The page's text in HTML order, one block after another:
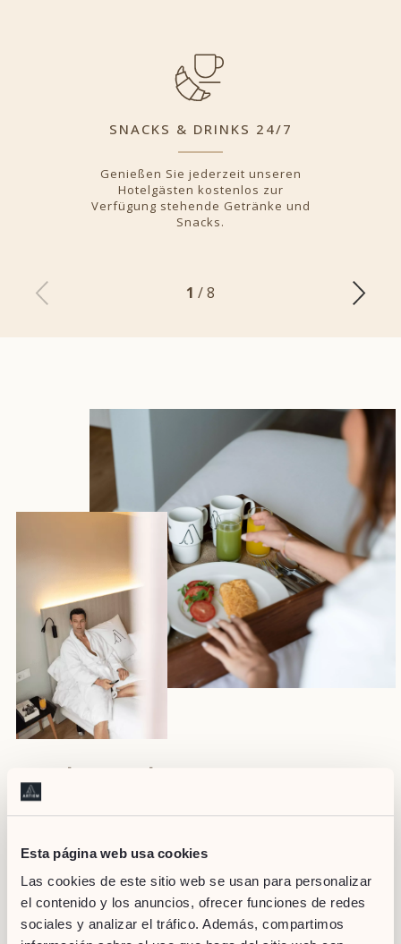
Esta página web usa cookies
Las cookies de este sitio web se usan para personalizar
el contenido y los anuncios, ofrecer funciones de redes
sociales y analizar el tráfico. Además, compartimos
SNACKS & DRINKS 24/7
Genießen Sie jederzeit unseren
Hotelgästen kostenlos zur
Verfügung stehende Getränke und
Snacks.
1 / 8
Frühstück im Bett
frischen Kaffees... in deinem Zimmer! Wenn du willst,
bringen wir dir Frühstück ins Bett.
Hast du einen besseren Weg, den Tag zu beginnen?